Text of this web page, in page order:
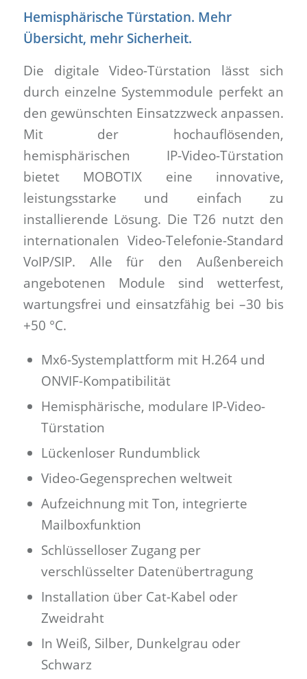
Hemisphärische Türstation. Mehr
Übersicht, mehr Sicherheit.
Die digitale Video-Türstation lässt sich
durch einzelne Systemmodule perfekt an
den gewünschten Einsatzzweck anpassen.
Mit der hochauflösenden,
hemisphärischen IP-Video-Türstation
bietet MOBOTIX eine innovative,
leistungsstarke und einfach zu
installierende Lösung. Die T26 nutzt den
internationalen Video-Telefonie-Standard
VoIP/SIP. Alle für den Außenbereich
angebotenen Module sind wetterfest,
wartungsfrei und einsatzfähig bei –30 bis
+50 °C.
Mx6-Systemplattform mit H.264 und
ONVIF-Kompatibilität
Hemisphärische, modulare IP-Video-
Türstation
Lückenloser Rundumblick
Video-Gegensprechen weltweit
Aufzeichnung mit Ton, integrierte
Mailboxfunktion
Schlüsselloser Zugang per
verschlüsselter Datenübertragung
Installation über Cat-Kabel oder
Zweidraht
In Weiß, Silber, Dunkelgrau oder
Schwarz